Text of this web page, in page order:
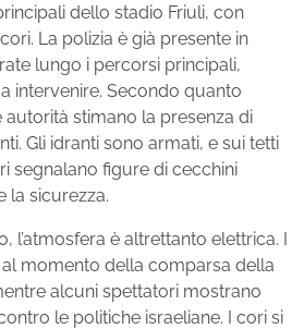
dello stadio Friuli, con
La polizia è già presente in
lungo i percorsi principali,
intervenire. Secondo quanto
autorità stimano la presenza di
Gli idranti sono armati, e sui tetti
segnalano figure di cecchini
la sicurezza.
l’atmosfera è altrettanto elettrica. I
al momento della comparsa della
alcuni spettatori mostrano
le politiche israeliane. I cori si